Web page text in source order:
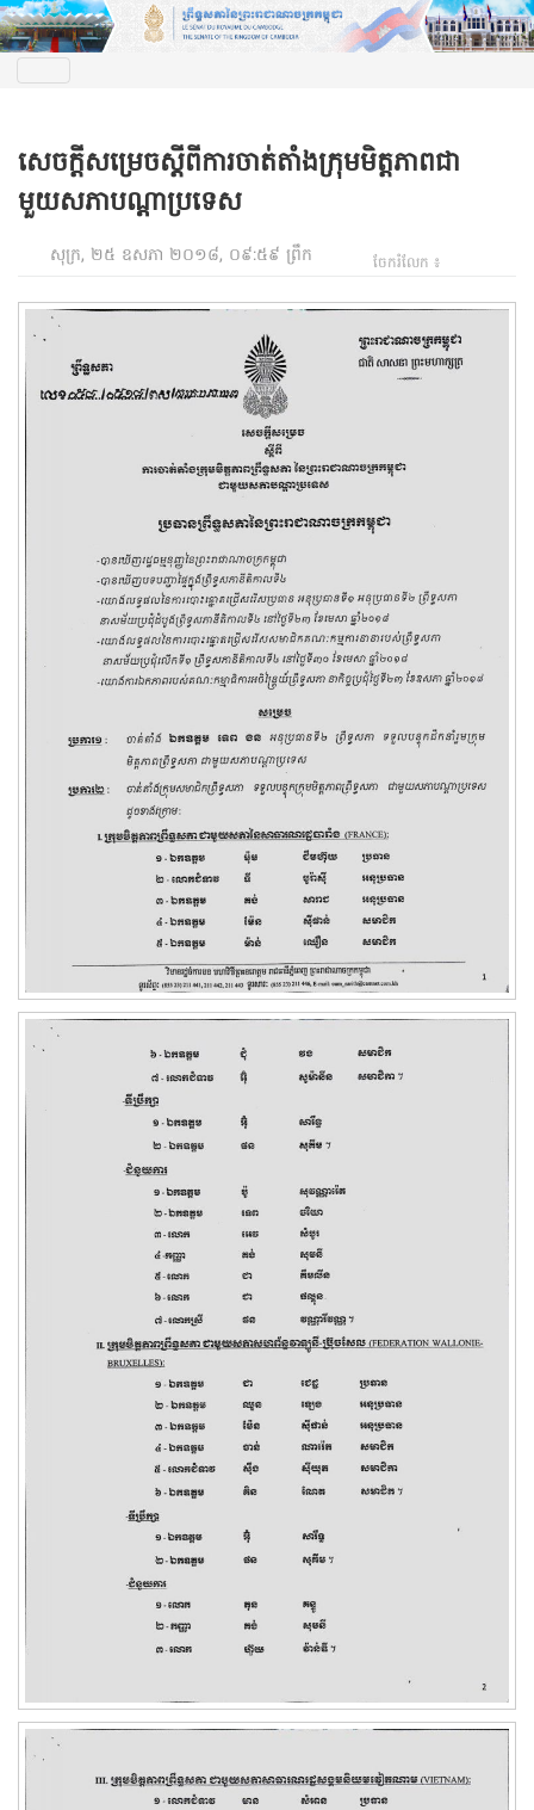
សេចក្ដីសម្រេចស្ដីពីការចាត់តាំងក្រុមមិត្តភាពជា
មួយសភាបណ្ដាប្រទេស
សុក្រ, ២៥ ឧសភា ២០១៨, ០៩:៥៩ ព្រឹក ចែករំលែក ៖